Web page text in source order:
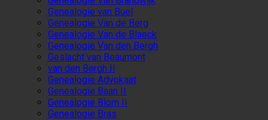
Genealogie van Buel
Genealogie Van de Berg
Genealogie Van de Blaeck
Genealogie Van den Bergh
Geslacht van Beaumont
van den Bergh II
Genealogie Advokaat
Genealogie Baan II
Genealogie Blom II
Genealogie Bras